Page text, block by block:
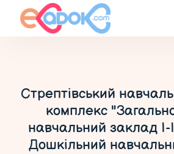
Стрептівський
комплекс
навчальний заклад І-
Дошкільний